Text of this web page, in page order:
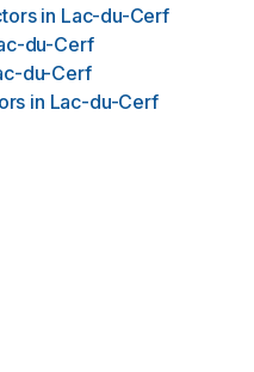
in Lac-du-Cerf
du-Cerf
du-Cerf
in Lac-du-Cerf